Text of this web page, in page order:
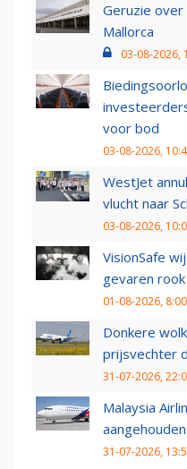
Geruzie over
Mallorca
03-08-2026,
voor bod
03-08-2026,
WestJet
vlucht naar
03-08-2026,
VisionSafe
gevaren
01-08-2026, 8:00
Donkere
prijsvechter
31-07-2026,
Malaysia
31-07-2026,